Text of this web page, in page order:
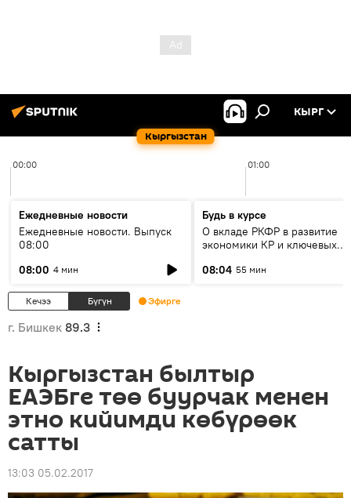
Кыргызстан
КЫРГ
00:00 01:00
Ежедневные новости
Ежедневные новости. Выпуск
08:00
08:00 4 мин
Будь в курсе
О вкладе РКФР в развитие
экономики КР и ключевых
08:04 55 мин
Кечээ Бүгүн Эфирге
г. Бишкек 89.3
Кыргызстан былтыр
ЕАЭБге төө буурчак менен
этно кийимди көбүрөөк
сатты
13:03 05.02.2017